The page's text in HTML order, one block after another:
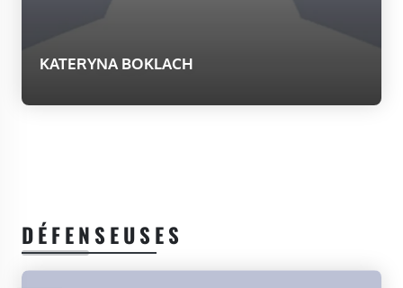
KATERYNA BOKLACH
DÉFENSEUSES